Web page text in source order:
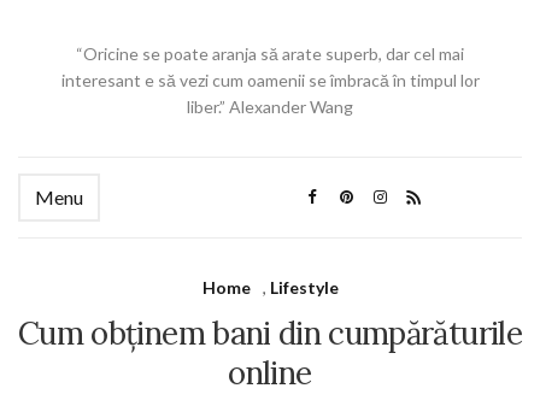
“Oricine se poate aranja să arate superb, dar cel mai
interesant e să vezi cum oamenii se îmbracă în timpul lor
liber.” Alexander Wang
Menu
Home , Lifestyle
Cum obținem bani din cumpărăturile
online